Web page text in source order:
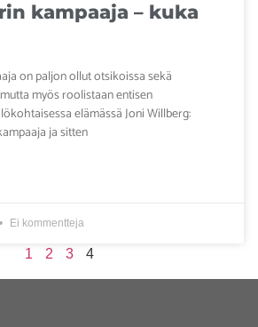
kampaaja – kuka
on paljon ollut otsikoissa sekä
myös roolistaan entisen
elämässä Joni Willberg:
ja sitten
Ei kommentteja
1 2 3 4